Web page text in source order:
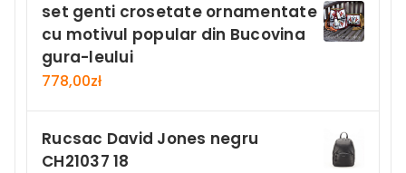
set genti crosetate ornamentate
cu motivul popular din Bucovina
gura-leului
778,00zł
Rucsac David Jones negru
CH21037 18